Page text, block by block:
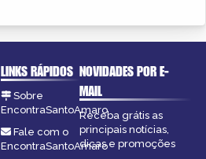
LINKS RÁPIDOS
Sobre
EncontraSantoAmaro
Fale com o
EncontraSantoAmaro
NOVIDADES POR E-
MAIL
Receba grátis as
principais notícias,
dicas e promoções